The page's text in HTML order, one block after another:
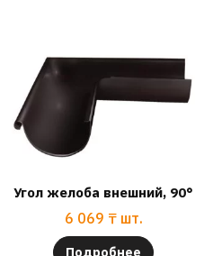
Угол желоба внешний, 90°
6 069 ₸ шт.
Подробнее